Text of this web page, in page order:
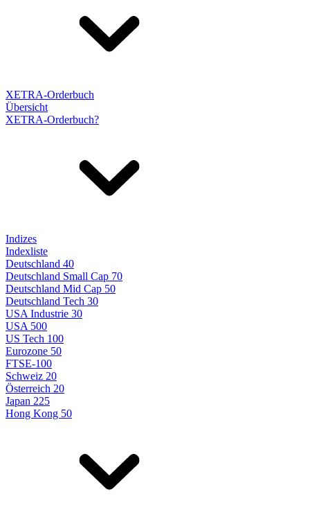
XETRA-Orderbuch
Übersicht
XETRA-Orderbuch?
Indizes
Indexliste
Deutschland 40
Deutschland Small Cap 70
Deutschland Mid Cap 50
Deutschland Tech 30
USA Industrie 30
USA 500
US Tech 100
Eurozone 50
FTSE-100
Schweiz 20
Österreich 20
Japan 225
Hong Kong 50